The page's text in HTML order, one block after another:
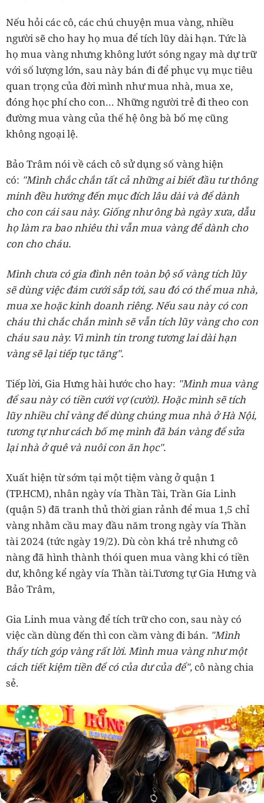
Nếu hỏi các cô, các chú chuyện mua vàng, nhiều
người sẽ cho hay họ mua để tích lũy dài hạn. Tức là
họ mua vàng nhưng không lướt sóng ngay mà dự trữ
với số lượng lớn, sau này bán đi để phục vụ mục tiêu
quan trọng của đời mình như mua nhà, mua xe,
đóng học phí cho con… Những người trẻ đi theo con
đường mua vàng của thế hệ ông bà bố mẹ cũng
không ngoại lệ.
Bảo Trâm nói về cách cô sử dụng số vàng hiện
có: "Mình chắc chắn tất cả những ai biết đầu tư thông
minh đều hướng đến mục đích lâu dài và để dành
cho con cái sau này. Giống như ông bà ngày xưa, dẫu
họ làm ra bao nhiêu thì vẫn mua vàng để dành cho
con cho cháu.
Mình chưa có gia đình nên toàn bộ số vàng tích lũy
sẽ dùng việc đám cưới sắp tới, sau đó có thể mua nhà,
mua xe hoặc kinh doanh riêng. Nếu sau này có con
cháu thì chắc chắn mình sẽ vẫn tích lũy vàng cho con
cháu sau này. Vì mình tin trong tương lai dài hạn
vàng sẽ lại tiếp tục tăng".
Tiếp lời, Gia Hưng hài hước cho hay: "Mình mua vàng
để sau này có tiền cưới vợ (cười). Hoặc mình sẽ tích
lũy nhiều chỉ vàng để dùng chúng mua nhà ở Hà Nội,
tương tự như cách bố mẹ mình đã bán vàng để sửa
lại nhà ở quê và nuôi con ăn học".
Xuất hiện từ sớm tại một tiệm vàng ở quận 1
(TP.HCM), nhân ngày vía Thần Tài, Trần Gia Linh
(quận 5) đã tranh thủ thời gian rảnh để mua 1,5 chỉ
vàng nhằm cầu may đầu năm trong ngày vía Thần
tài 2024 (tức ngày 19/2). Dù còn khá trẻ nhưng cô
nàng đã hình thành thói quen mua vàng khi có tiền
dư, không kể ngày vía Thần tài.Tương tự Gia Hưng và
Bảo Trâm,
Gia Linh mua vàng để tích trữ cho con, sau này có
việc cần dùng đến thì con cầm vàng đi bán. "Mình
thấy tích góp vàng rất lời. Mình mua vàng như một
cách tiết kiệm tiền để có của dư của để", cô nàng chia
sẻ.